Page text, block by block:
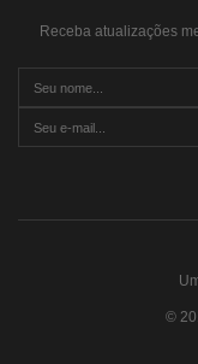
Receba atualizações
©